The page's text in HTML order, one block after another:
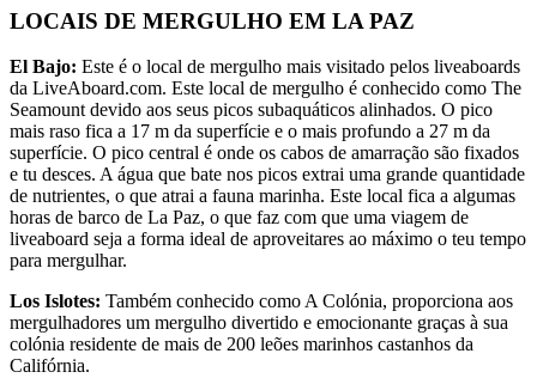
LOCAIS DE MERGULHO EM LA PAZ
El Bajo: Este é o local de mergulho mais visitado pelos liveaboards
da LiveAboard.com. Este local de mergulho é conhecido como The
Seamount devido aos seus picos subaquáticos alinhados. O pico
mais raso fica a 17 m da superfície e o mais profundo a 27 m da
superfície. O pico central é onde os cabos de amarração são fixados
e tu desces. A água que bate nos picos extrai uma grande quantidade
de nutrientes, o que atrai a fauna marinha. Este local fica a algumas
horas de barco de La Paz, o que faz com que uma viagem de
liveaboard seja a forma ideal de aproveitares ao máximo o teu tempo
para mergulhar.
Los Islotes: Também conhecido como A Colónia, proporciona aos
mergulhadores um mergulho divertido e emocionante graças à sua
colónia residente de mais de 200 leões marinhos castanhos da
Califórnia.